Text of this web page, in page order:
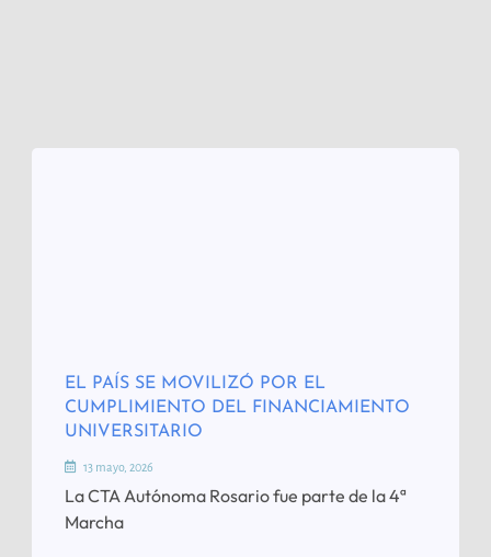
EL PAÍS SE MOVILIZÓ POR EL
CUMPLIMIENTO DEL FINANCIAMIENTO
UNIVERSITARIO
13 mayo, 2026
La CTA Autónoma Rosario fue parte de la 4ª
Marcha